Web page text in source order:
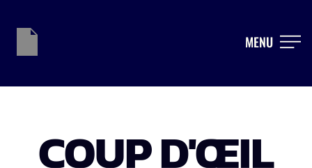
MENU
COUP D'ŒIL